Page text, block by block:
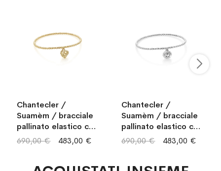
Chantecler /
Suamèm / bracciale
pallinato elastico con
ciondolo galletto
micro / oro giallo 9kt
483,00 €
690,00 €
Chantecler /
Suamèm / bracciale
pallinato elastico con
ciondolo logo micro /
oro bianco 9kt /
483,00 €
690,00 €